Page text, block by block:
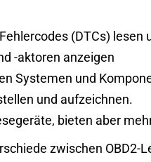
(DTCs) lesen
-aktoren anzeigen
Systemen und
und aufzeichnen.
bieten aber
zwischen OBD2-